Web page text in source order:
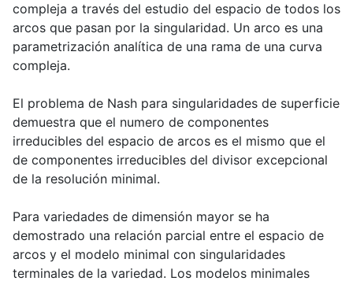
compleja a través del estudio del espacio de todos los
arcos que pasan por la singularidad. Un arco es una
parametrización analítica de una rama de una curva
compleja.
El problema de Nash para singularidades de superficie
demuestra que el numero de componentes
irreducibles del espacio de arcos es el mismo que el
de componentes irreducibles del divisor excepcional
de la resolución minimal.
Para variedades de dimensión mayor se ha
demostrado una relación parcial entre el espacio de
arcos y el modelo minimal con singularidades
terminales de la variedad. Los modelos minimales